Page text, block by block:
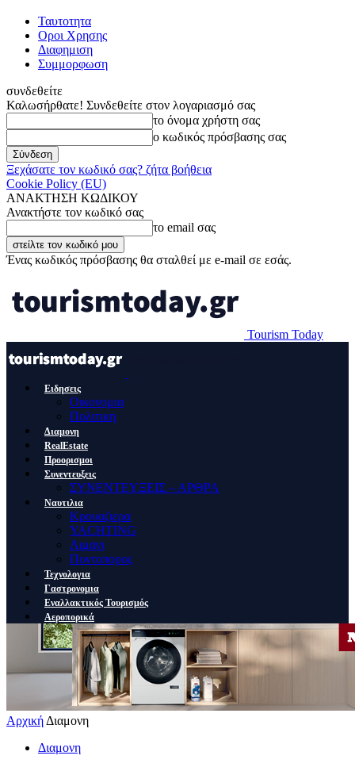
Ταυτοτητα
Οροι Χρησης
Διαφημιση
Συμμορφωση
συνδεθείτε
Καλωσήρθατε! Συνδεθείτε στον λογαριασμό σας
το όνομα χρήστη σας
ο κωδικός πρόσβασης σας
Ξεχάσατε τον κωδικό σας? ζήτα βοήθεια
Cookie Policy (EU)
ΑΝΑΚΤΗΣΗ ΚΩΔΙΚΟΥ
Ανακτήστε τον κωδικό σας
το email σας
Ένας κωδικός πρόσβασης θα σταλθεί με e-mail σε εσάς.
Tourism Today
Ειδησεις
Οικονομια
Πολιτικη
Διαμονη
RealEstate
Προορισμοι
Συνεντευξεις
ΣΥΝΕΝΤΕΥΞΕΙΣ – ΑΡΘΡΑ
Ναυτιλια
Κρουαζιερα
YACHTING
Λιμανι
Ποντοπορος
Τεχνολογια
Γαστρονομια
Εναλλακτικός Τουρισμός
Αεροπορικά
Αρχική Διαμονη
Διαμονη